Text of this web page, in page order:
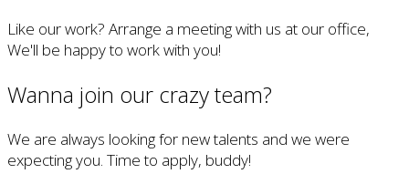
Like our work? Arrange a meeting with us at our office,
We'll be happy to work with you!
Wanna join our crazy team?
We are always looking for new talents and we were
expecting you. Time to apply, buddy!